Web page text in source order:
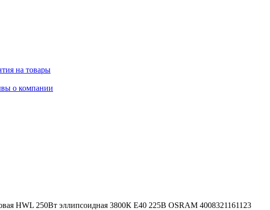
на товары
о компании
HWL 250Вт эллипсоидная 3800К E40 225В OSRAM 4008321161123